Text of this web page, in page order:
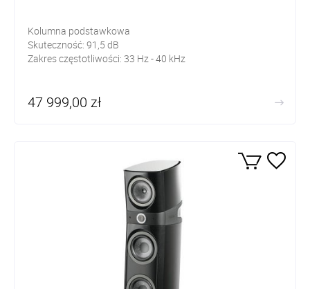
Kolumna podstawkowa
Skuteczność: 91,5 dB
Zakres częstotliwości: 33 Hz - 40 kHz
47 999,00 zł